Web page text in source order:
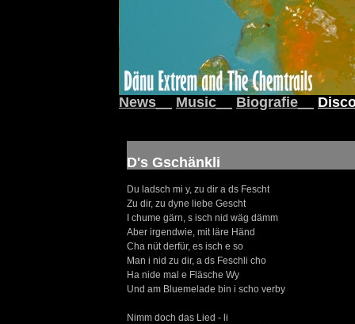
News__ Music__ Biografie__
D's Gschänkli
Du ladsch mi y, zu dir a ds Fescht
Zu dir, zu dyne liebe Gescht
I chume gärn, s isch nid wäg dämm
Aber irgendwie, mit läre Händ
Cha nüt derfür, es isch e so
Man i nid zu dir, a ds Feschli cho
Ha nide mal e Fläsche Wy
Und am Bluemelade bin i scho verby
Nimm doch das Lied - li